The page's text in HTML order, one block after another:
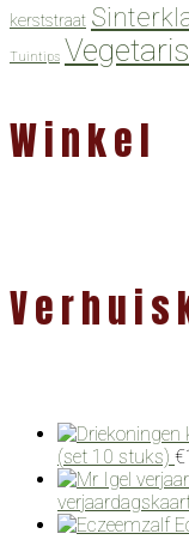
kerststraat
Tuintips
Winkel
(set 10 stuks) €